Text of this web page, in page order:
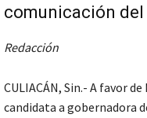
comunicación
Redacción
CULIACÁN, Sin.- A favor
candidata a gobernadora